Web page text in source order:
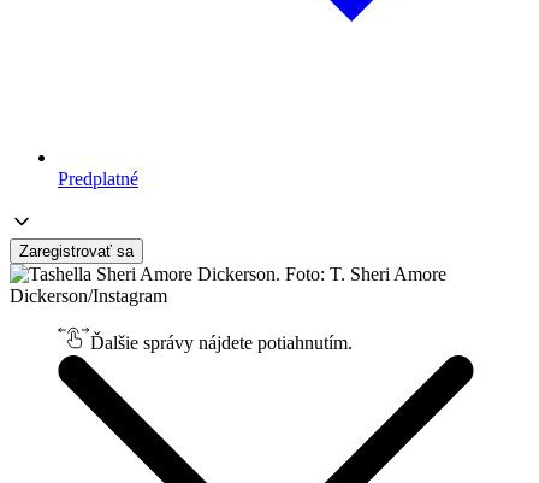
Predplatné
Zaregistrovať sa
Ďalšie správy nájdete potiahnutím.